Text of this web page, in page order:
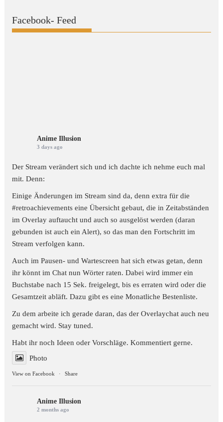
Facebook- Feed
Anime Illusion
3 days ago
Der Stream verändert sich und ich dachte ich nehme euch mal
mit. Denn:
Einige Änderungen im Stream sind da, denn extra für die
#retroachievements eine Übersicht gebaut, die in Zeitabständen
im Overlay auftaucht und auch so ausgelöst werden (daran
gebunden ist auch ein Alert), so das man den Fortschritt im
Stream verfolgen kann.
Auch im Pausen- und Wartescreen hat sich etwas getan, denn
ihr könnt im Chat nun Wörter raten. Dabei wird immer ein
Buchstabe nach 15 Sek. freigelegt, bis es erraten wird oder die
Gesamtzeit abläft. Dazu gibt es eine Monatliche Bestenliste.
Zu dem arbeite ich gerade daran, das der Overlaychat auch neu
gemacht wird. Stay tuned.
Habt ihr noch Ideen oder Vorschläge. Kommentiert gerne.
Photo
View on Facebook · Share
Anime Illusion
2 months ago